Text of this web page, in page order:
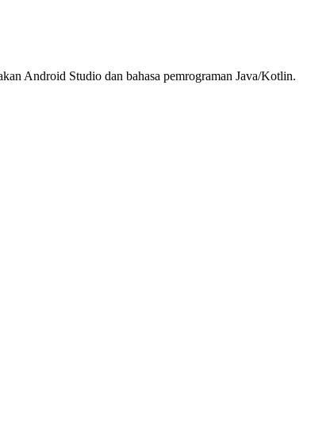
Android Studio dan bahasa pemrograman Java/Kotlin.